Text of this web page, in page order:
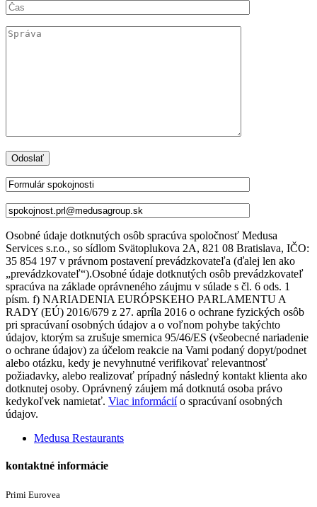
Osobné údaje dotknutých osôb spracúva spoločnosť Medusa
Services s.r.o., so sídlom Svätoplukova 2A, 821 08 Bratislava, IČO:
35 854 197 v právnom postavení prevádzkovateľa (ďalej len ako
„prevádzkovateľ“).Osobné údaje dotknutých osôb prevádzkovateľ
spracúva na základe oprávneného záujmu v súlade s čl. 6 ods. 1
písm. f) NARIADENIA EURÓPSKEHO PARLAMENTU A
RADY (EÚ) 2016/679 z 27. apríla 2016 o ochrane fyzických osôb
pri spracúvaní osobných údajov a o voľnom pohybe takýchto
údajov, ktorým sa zrušuje smernica 95/46/ES (všeobecné nariadenie
o ochrane údajov) za účelom reakcie na Vami podaný dopyt/podnet
alebo otázku, kedy je nevyhnutné verifikovať relevantnosť
požiadavky, alebo realizovať prípadný následný kontakt klienta ako
dotknutej osoby. Oprávnený záujem má dotknutá osoba právo
kedykoľvek namietať. Viac informáciío spracúvaní osobných
údajov.
Alternative:Medusa Restaurants
kontaktné informácie
Primi Eurovea